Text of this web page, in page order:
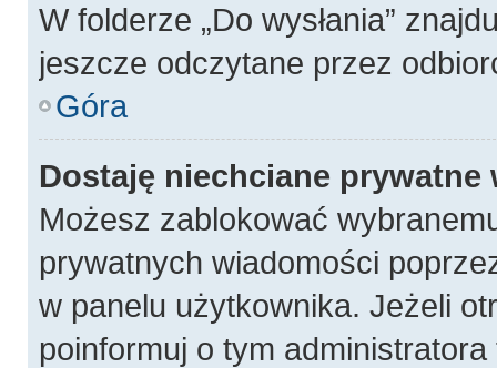
W folderze „Do wysłania”
jeszcze odczytane przez
Góra
Dostaję niechciane prywatne
Możesz zablokować
prywatnych wiadomości
w panelu użytkownika. Jeżeli
poinformuj o tym